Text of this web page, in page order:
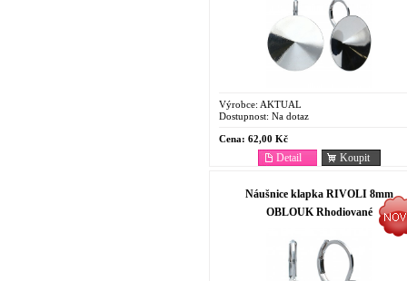
Výrobce: AKTUAL
Dostupnost: Na dotaz
Cena: 62,00 Kč
Koupit
Detail
Náušnice klapka RIVOLI 8mm
OBLOUK Rhodiované